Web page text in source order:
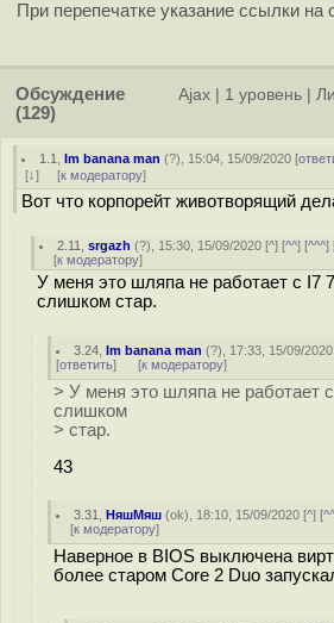
При перепечатке указание ссылки на
Обсуждение
(129)
Ajax 1 уровень
1.1 ,Im banana man (?), 15:04, 15/09/2020 [
[↓] [к модератору]
Вот что корпорейт животворящий
2.11 ,srgazh (?), 15:30, 15/09/2020 [^] [^^] [^^^]
[к модератору]
У меня это шляпа не работает с I7
слишком стар.
3.24 ,Im banana man (?), 17:33, 15/09/
[ответить] [к модератору]
> У меня это шляпа не работает
слишком
> стар.
43
3.31 ,НяшМяш (ok), 18:10, 15/09/2020 [^] [
[к модератору]
Наверное в BIOS выключена
более старом Core 2 Duo